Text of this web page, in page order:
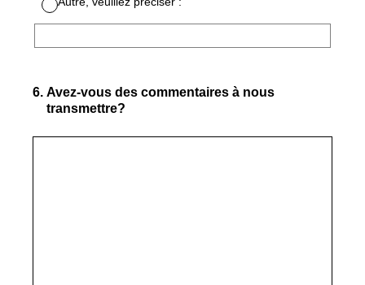
6. Avez-vous des commentaires à nous
transmettre?